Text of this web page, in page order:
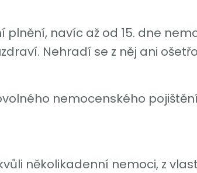
navíc až od 15. dne
Nehradí se z něj ani
nemocenského pojištění
několikadenní nemoci, z